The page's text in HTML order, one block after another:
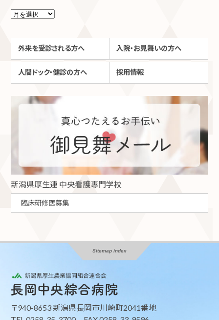
外来を受診される方へ 入院・お見舞いの方へ
人間ドック・健診の方へ 採用情報
新潟県厚生連 中央看護專門学校
臨床研修医募集
Sitemap index
〒940-8653 新潟県長岡市川崎町2041番地